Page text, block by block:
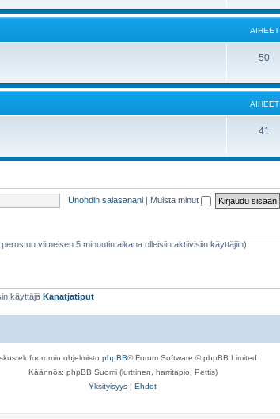
AIHEET
50
AIHEET
41
Unohdin salasanani | Muista minut
viimeisen 5 minuutin aikana olleisiin aktiivisiin käyttäjiin)
käyttäjä Kanatjatiput
ohjelmisto phpBB® Forum Software © phpBB Limited
Käännös: phpBB Suomi (lurttinen, harritapio, Pettis)
Yksityisyys | Ehdot